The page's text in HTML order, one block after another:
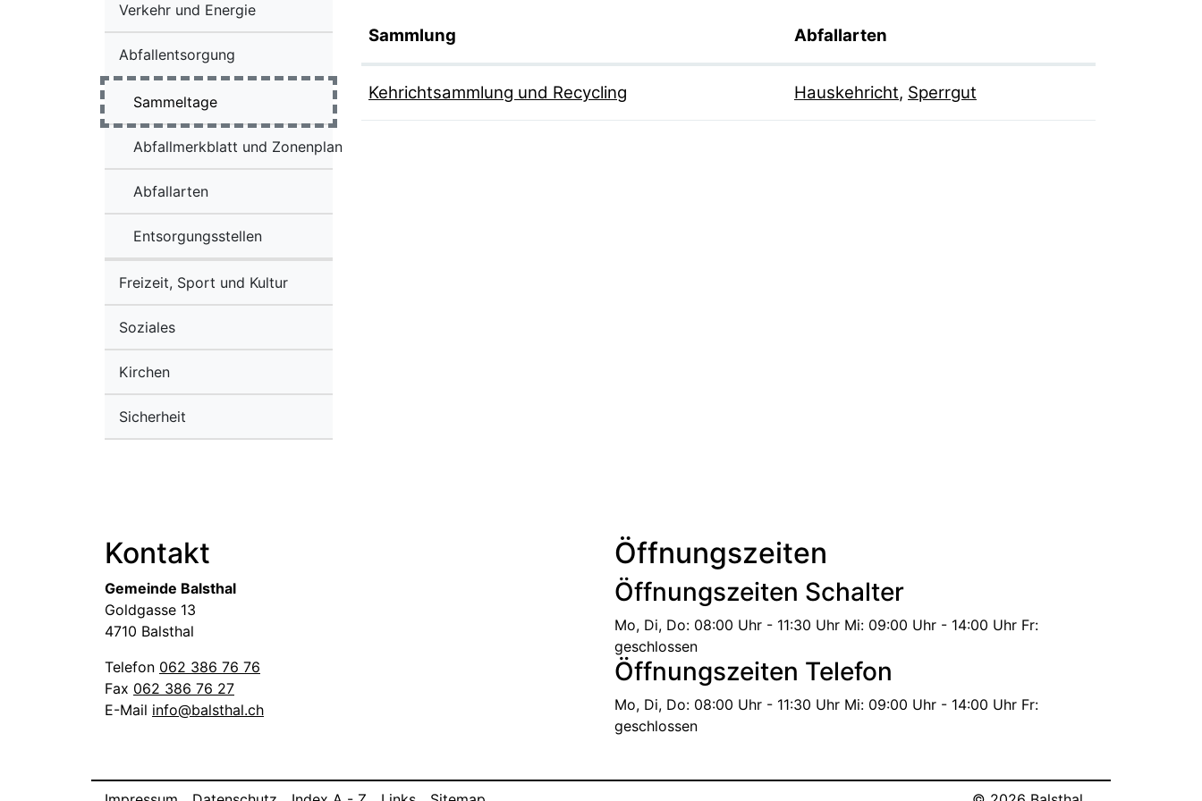
Verkehr und Energie
Abfallentsorgung
Sammeltage
Abfallmerkblatt und Zonenplan
Abfallarten
Entsorgungsstellen
Freizeit, Sport und Kultur
Soziales
Kirchen
Sicherheit
Sammlung Abfallarten
Kehrichtsammlung und Recycling Hauskehricht, Sperrgut
Fussbereich
Kontakt
Gemeinde Balsthal
Goldgasse 13
4710 Balsthal
Telefon 062 386 76 76
Fax 062 386 76 27
E-Mail info@balsthal.ch
Öffnungszeiten
Öffnungszeiten Schalter
Mo, Di, Do: 08:00 Uhr - 11:30 Uhr Mi: 09:00 Uhr - 14:00 Uhr Fr:
geschlossen
Öffnungszeiten Telefon
Mo, Di, Do: 08:00 Uhr - 11:30 Uhr Mi: 09:00 Uhr - 14:00 Uhr Fr:
geschlossen